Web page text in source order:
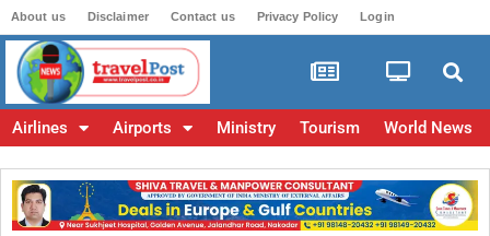
About us Disclaimer Contact us Privacy Policy Login
Airlines Airports Ministry Tourism World News